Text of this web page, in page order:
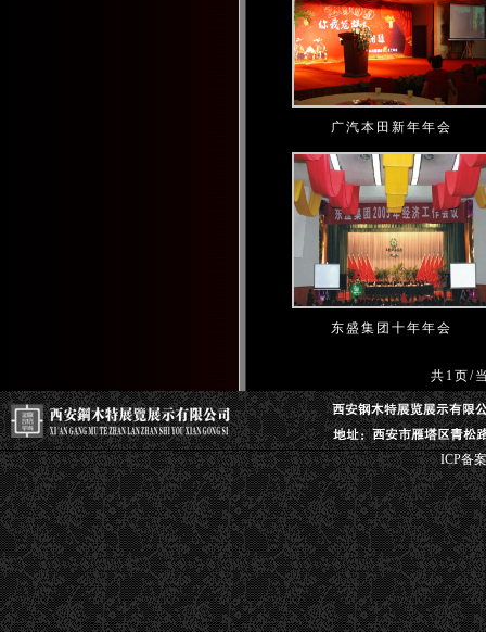
广汽本田新年年会
东盛集团十年年会
共1页/
ICP备